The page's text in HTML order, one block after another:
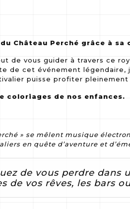
Château Perché grâce à sa
de vous guider à travers ce
de cet événement
puisse profiter
coloriages de nos enfances.
» se mêlent musique
en quête d’aventure et
de vous perdre dans
de vos rêves, les bars